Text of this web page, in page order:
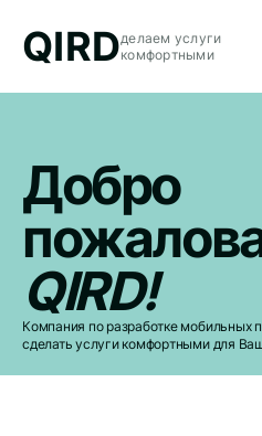
QIRDделаем услуги
комфортными
Добро
QIRD!
Компания по разработке мобильных
сделать услуги комфортными для